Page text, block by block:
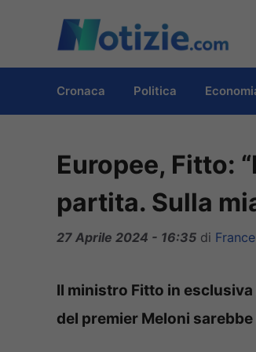
contenuto
Cronaca Politica
Europee, Fitto:
partita. Sulla
27 Aprile 2024 - 16:35 di
Il ministro Fitto in
del premier Meloni